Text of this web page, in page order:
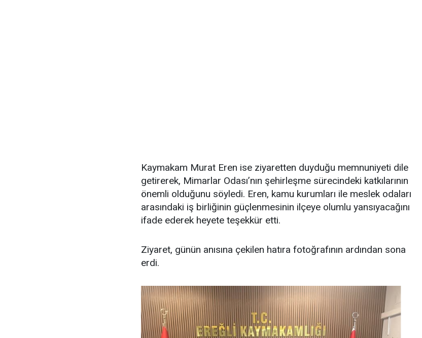
Kaymakam Murat Eren ise ziyaretten duyduğu memnuniyeti dile
getirerek, Mimarlar Odası’nın şehirleşme sürecindeki katkılarının
önemli olduğunu söyledi. Eren, kamu kurumları ile meslek odaları
arasındaki iş birliğinin güçlenmesinin ilçeye olumlu yansıyacağını
ifade ederek heyete teşekkür etti.
Ziyaret, günün anısına çekilen hatıra fotoğrafının ardından sona
erdi.